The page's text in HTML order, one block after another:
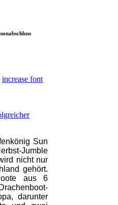
increase font
Sun
Jumble
nicht nur
gehört.
aus 6
darunter